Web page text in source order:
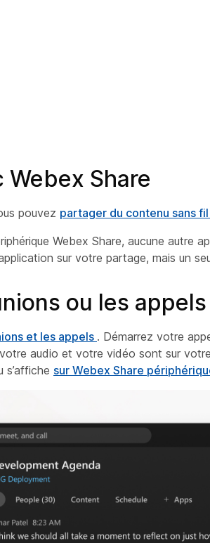
Share
pouvez partager du contenu sans fil
Webex Share, aucune autre
sur votre partage, mais un
ou les appels
et les appels . Démarrez votre
audio et votre vidéo sont sur
s’affiche sur Webex Share